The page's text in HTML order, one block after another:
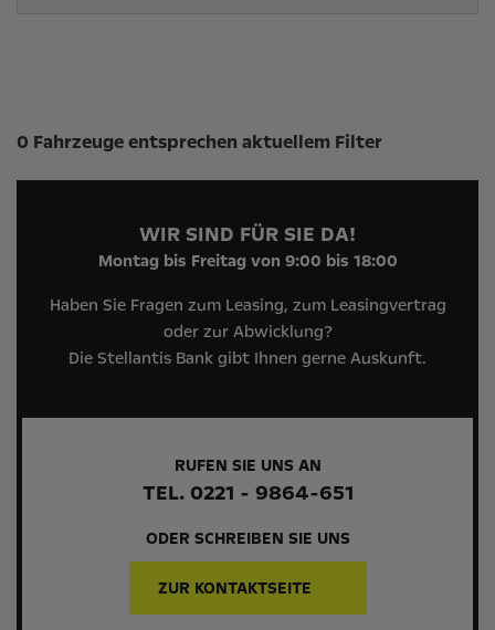
Suchergebnisse
0 Fahrzeuge entsprechen aktuellem Filter
WIR SIND FÜR SIE DA!
Montag bis Freitag von 9:00 bis 18:00
Haben Sie Fragen zum Leasing, zum Leasingvertrag
oder zur Abwicklung?
Die Stellantis Bank gibt Ihnen gerne Auskunft.
RUFEN SIE UNS AN
TEL. 0221 - 9864-651
ODER SCHREIBEN SIE UNS
ZUR KONTAKTSEITE